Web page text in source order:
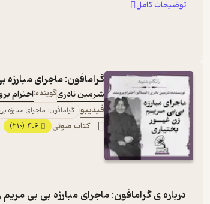
توضیحات کامل
گرامافون: ماجرای
شرمین نادریگوینده:احترام
فیدیبو گرامافون: ماجرای مبارزه
کتاب صوتی 4.6
(210)
درباره یگرامافون: ماجرای مبارزه بی بی